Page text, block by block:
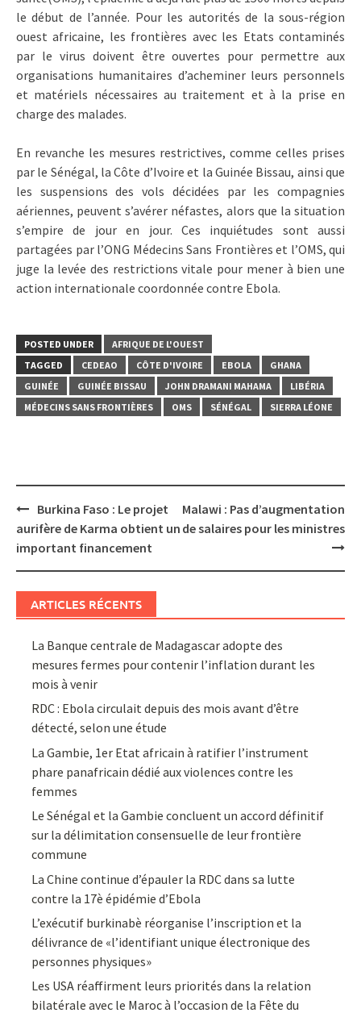
le début de l’année. Pour les autorités de la sous-région
ouest africaine, les frontières avec les Etats contaminés
par le virus doivent être ouvertes pour permettre aux
organisations humanitaires d’acheminer leurs personnels
et matériels nécessaires au traitement et à la prise en
charge des malades.
En revanche les mesures restrictives, comme celles prises
par le Sénégal, la Côte d’Ivoire et la Guinée Bissau, ainsi que
les suspensions des vols décidées par les compagnies
aériennes, peuvent s’avérer néfastes, alors que la situation
s’empire de jour en jour. Ces inquiétudes sont aussi
partagées par l’ONG Médecins Sans Frontières et l’OMS, qui
juge la levée des restrictions vitale pour mener à bien une
action internationale coordonnée contre Ebola.
POSTED UNDER
AFRIQUE DE L'OUEST
TAGGED
CEDEAO CÔTE D'IVOIRE EBOLA
GHANA
GUINÉE
GUINÉE BISSAU JOHN DRAMANI MAHAMA
LIBÉRIA
MÉDECINS SANS FRONTIÈRES
OMS SÉNÉGAL SIERRA LÉONE
Post
navigation
Burkina Faso : Le projet
aurifère de Karma obtient un
important financement
Malawi : Pas d’augmentation
de salaires pour les ministres
ARTICLES RÉCENTS
La Banque centrale de Madagascar adopte des
mesures fermes pour contenir l’inflation durant les
mois à venir
RDC : Ebola circulait depuis des mois avant d’être
détecté, selon une étude
La Gambie, 1er Etat africain à ratifier l’instrument
phare panafricain dédié aux violences contre les
femmes
Le Sénégal et la Gambie concluent un accord définitif
sur la délimitation consensuelle de leur frontière
commune
La Chine continue d’épauler la RDC dans sa lutte
contre la 17è épidémie d’Ebola
L’exécutif burkinabè réorganise l’inscription et la
délivrance de «l’identifiant unique électronique des
personnes physiques»
Les USA réaffirment leurs priorités dans la relation
bilatérale avec le Maroc à l’occasion de la Fête du